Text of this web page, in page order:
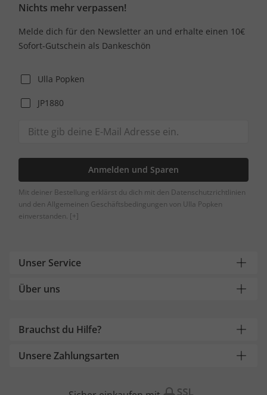
Nichts mehr verpassen!
Melde dich für den Newsletter an und erhalte einen 10€
Sofort-Gutschein als Dankeschön
Ulla Popken
JP1880
Anmelden und Sparen
Mit deiner Bestellung erklärst du dich mit den Datenschutzrichtlinien
und den Allgemeinen Geschäftsbedingungen von Ulla Popken
einverstanden. [+]
Unser Service
Über uns
Brauchst du Hilfe?
Unsere Zahlungsarten